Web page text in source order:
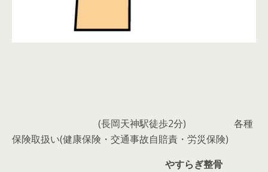
(長岡天神駅徒歩2分)
各種
保険取扱い(健康保険・交通事故自賠責・労災保険)
やすらぎ整骨